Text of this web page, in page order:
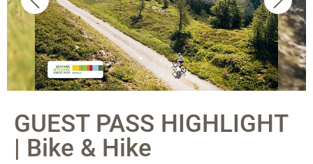
GUEST PASS HIGHLIGHT
| Bike & Hike